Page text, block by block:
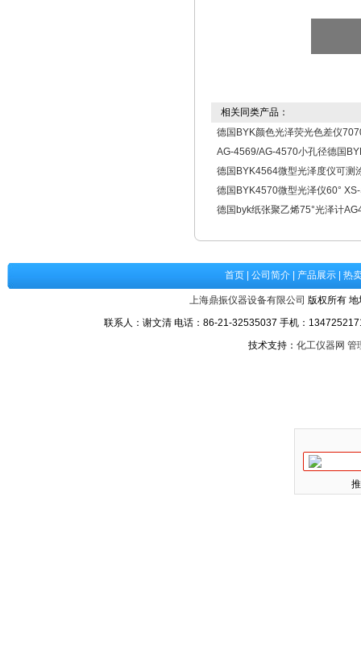
相关同类产品：
德国BYK颜色光泽荧光色差仪
AG-4569/AG-4570小孔径德国
德国BYK4564微型光泽度仪可测
德国BYK4570微型光泽仪60°
德国byk纸张聚乙烯75°光泽计
首页| 公司简介| 产品展示| 热
上海鼎振仪器设备有限公司 版权所有
联系人：谢文清 电话：86-21-32535037 手机：
技术支持： 化工仪器网 管